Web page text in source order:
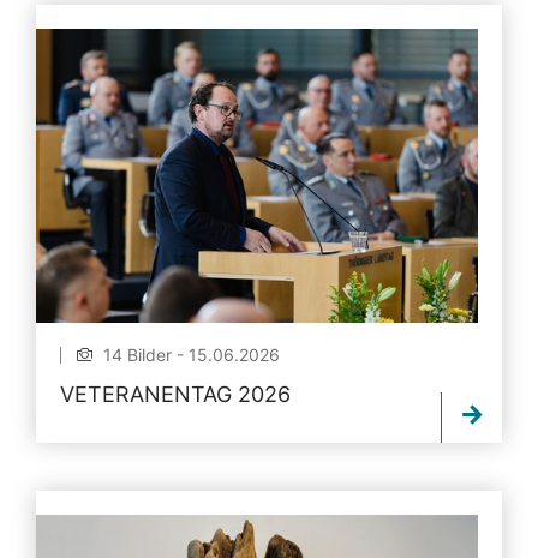
14 Bilder - 15.06.2026
VETERANENTAG 2026